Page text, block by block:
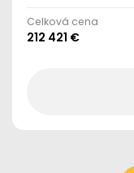
Celková cena
212 421 €